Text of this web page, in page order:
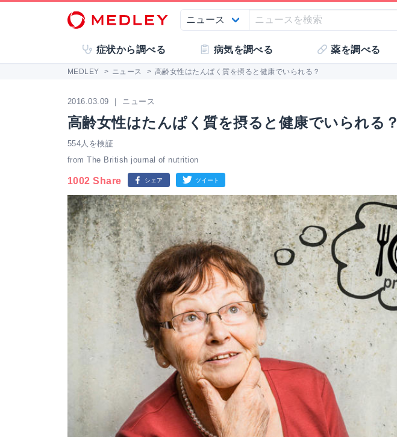
症状から調べる 病気を調べる 薬を調べる
MEDLEY > ニュース > 高齢女性はたんぱく質を摂ると健康でいられる？
2016.03.09 ｜ ニュース
高齢女性はたんぱく質を摂ると健康でいられる？
554人を検証
from The British journal of nutrition
1002 Share